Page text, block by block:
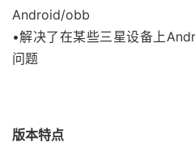
Android/obb
•解决了在某些三星设备上
问题
版本特点